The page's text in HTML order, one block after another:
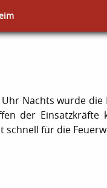
Uhr Nachts wurde
der
schnell für die